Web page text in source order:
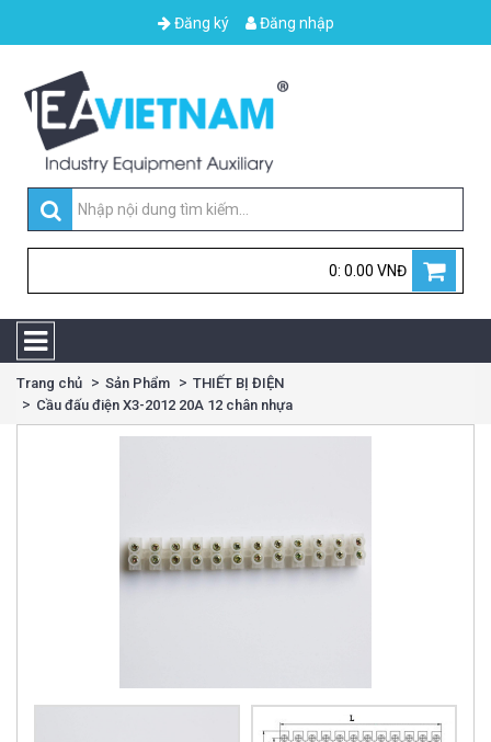
Đăng ký Đăng nhập
0: 0.00 VNĐ
Trang chủ Sản Phẩm
THIẾT BỊ ĐIỆN
Cầu đấu điện X3-2012 20A 12 chân nhựa